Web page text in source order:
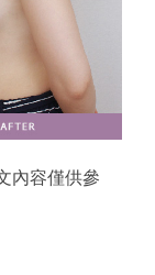
內容僅供參